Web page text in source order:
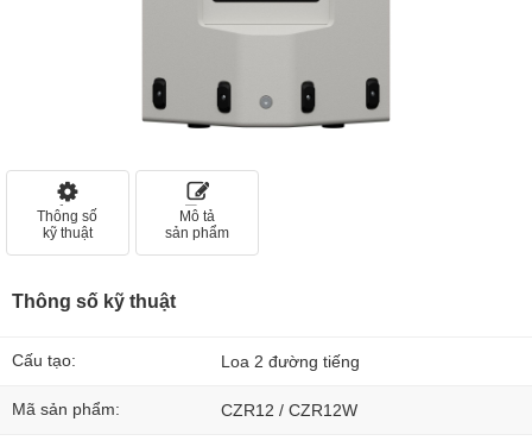
Thông số
kỹ thuật
Mô tả
sản phẩm
Thông số kỹ thuật
Cấu tạo: Loa 2 đường tiếng
Mã sản phẩm: CZR12 / CZR12W